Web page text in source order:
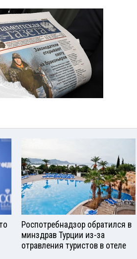
Роспотребнадзор обратился в
минздрав Турции из-за
отравления туристов в отеле